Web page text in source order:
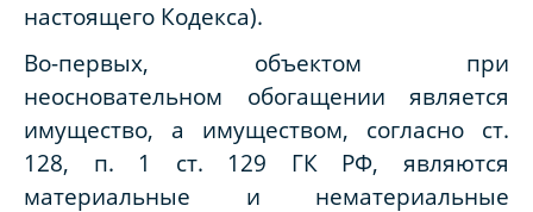
настоящего Кодекса).
Во-первых, объектом при
неосновательном обогащении является
имущество, а имуществом, согласно ст.
128, п. 1 ст. 129 ГК РФ, являются
материальные и нематериальные